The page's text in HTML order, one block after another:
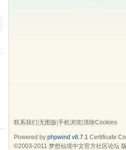
联系我们 无图版 手机浏览 清除Cookies
Powered by phpwind v8.7.1 Certificate
©2003-2011 梦想仙境中文官方社区论坛